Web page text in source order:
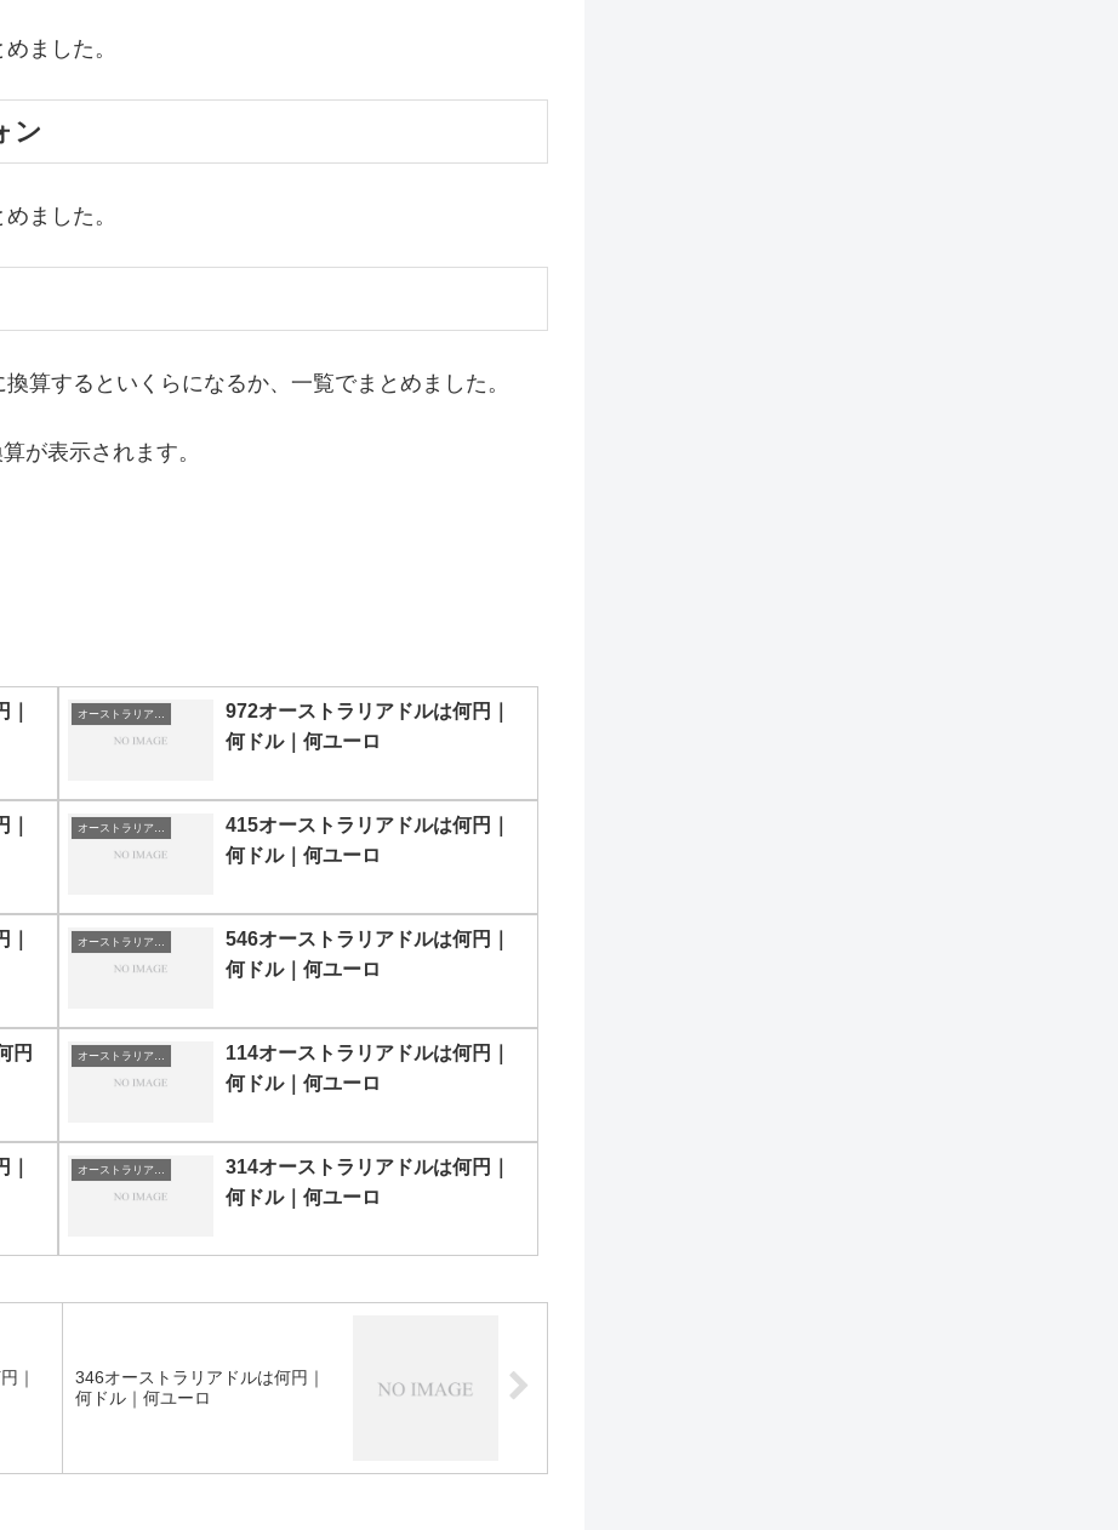
ました。
ン
ました。
算するといくらになるか、一覧でまとめました。
が表示されます。
972オーストラリアドルは何円｜
何ドル｜何ユーロ
415オーストラリアドルは何円｜
何ドル｜何ユーロ
546オーストラリアドルは何円｜
何ドル｜何ユーロ
円
114オーストラリアドルは何円｜
何ドル｜何ユーロ
314オーストラリアドルは何円｜
何ドル｜何ユーロ
｜
346オーストラリアドルは何円｜
何ドル｜何ユーロ